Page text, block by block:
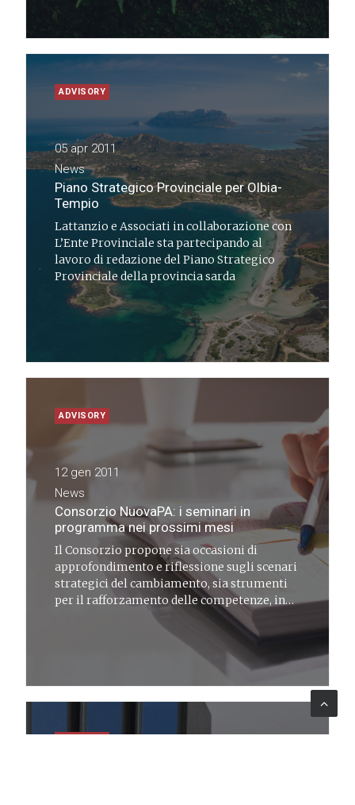
ADVISORY
05 apr 2011
News
Piano Strategico Provinciale per Olbia-
Tempio
Lattanzio e Associati in collaborazione con
L’Ente Provinciale sta partecipando al
lavoro di redazione del Piano Strategico
Provinciale della provincia sarda
ADVISORY
12 gen 2011
News
Consorzio NuovaPA: i seminari in
programma nei prossimi mesi
Il Consorzio propone sia occasioni di
approfondimento e riflessione sugli scenari
strategici del cambiamento, sia strumenti
per il rafforzamento delle competenze, in
una sintesi che coniuga il sapere con il saper